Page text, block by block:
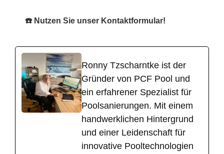
☎️ Nutzen Sie unser Kontaktformular!
Ronny Tzscharntke ist der
Gründer von PCF Pool und
ein erfahrener Spezialist für
Poolsanierungen. Mit einem
handwerklichen Hintergrund
und einer Leidenschaft für
innovative Pooltechnologien